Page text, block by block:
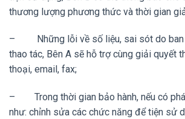
thương lượng phương thức và thời gian
– Những lỗi về số liệu, sai sót do ban
thao tác, Bên A sẽ hỗ trợ cùng giải quyết
thoại, email, fax;
– Trong thời gian bảo hành, nếu có
như: chỉnh sửa các chức năng để tiện sử